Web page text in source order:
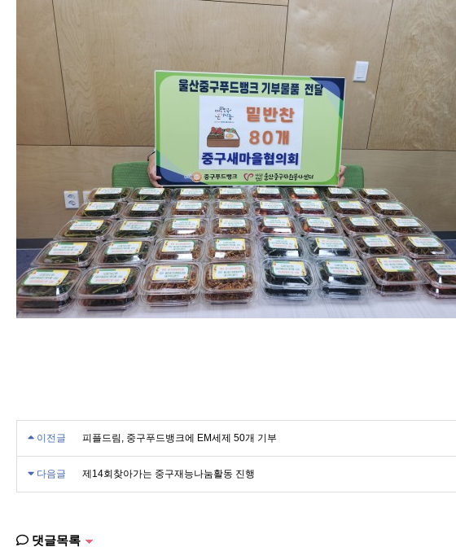
이전글 피플드림, 중구푸드뱅크에 EM세제 50개 기부
다음글 제14회찾아가는 중구재능나눔활동 진행
댓글목록